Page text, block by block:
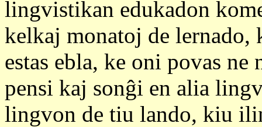
lingvistikan edukadon
kelkaj monatoj de
estas ebla, ke oni povas
pensi kaj sonĝi en alia
lingvon de tiu lando, kiu